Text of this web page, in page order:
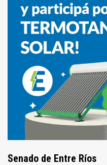
Senado de Entre Ríos